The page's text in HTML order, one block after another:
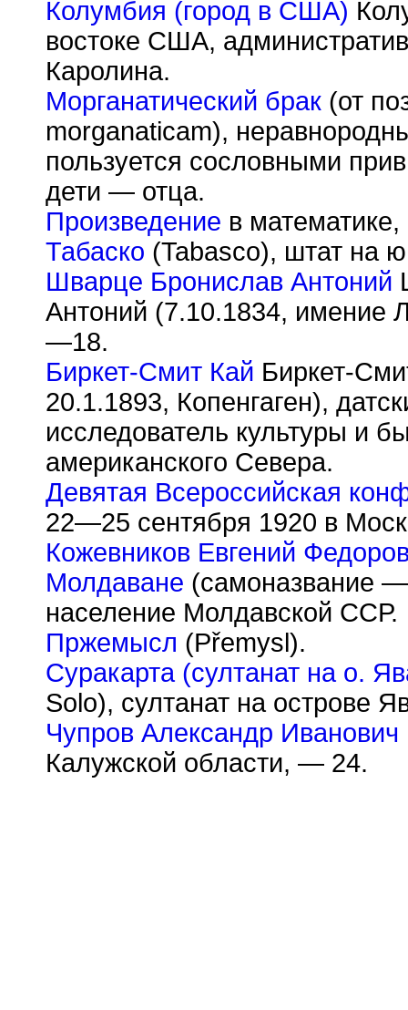
Колумбия (город в США)
востоке США,
Каролина.
Морганатический брак (от
morganaticam),
пользуется сословными
дети — отца.
Произведение в
Табаско (Tabasco), штат на
Шварце Бронислав Антоний
Антоний (7.10.1834, имение
—18.
Биркет-Смит Кай Биркет-
20.1.1893, Копенгаген),
исследователь культуры и
американского Севера.
Девятая Всероссийская
22—25 сентября 1920 в
Кожевников Евгений
Молдаване (самоназвание
население Молдавской ССР.
Пржемысл (Přemysl).
Суракарта (султанат на о.
Solo), султанат на острове
Чупров Александр Иванович
Калужской области, — 24.